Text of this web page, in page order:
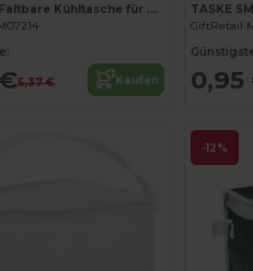
PLICOOL Faltbare Kühltasche für Einkäufe 13L
5,37 € Kaufen
GiftRetail
0,95
-12%